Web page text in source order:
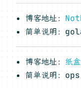
博客地址：
简单说明：
博客地址： 纸
简单说明：